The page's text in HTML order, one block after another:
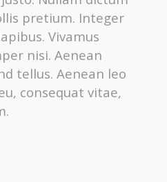
pretium. Integer
Vivamus
nisi. Aenean
tellus. Aenean leo
consequat vitae,